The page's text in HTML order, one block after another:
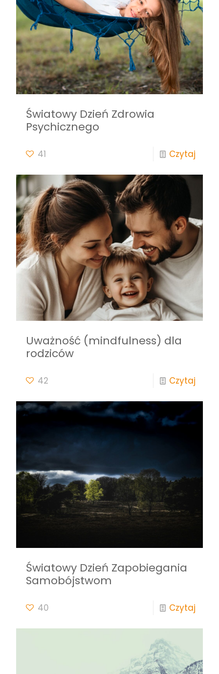
Światowy Dzień Zdrowia
Psychicznego
41 Czytaj
Uważność (mindfulness) dla
rodziców
42 Czytaj
Światowy Dzień Zapobiegania
Samobójstwom
40 Czytaj